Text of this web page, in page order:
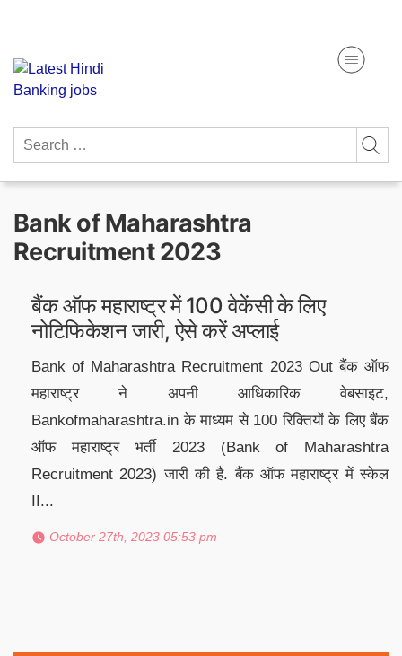
Search
for:
Bank of Maharashtra
Recruitment 2023
बैंक ऑफ महाराष्ट्र में 100 वेकेंसी के लिए
नोटिफिकेशन जारी, ऐसे करें अप्लाई
Bank of Maharashtra Recruitment 2023 Out बैंक ऑफ
महाराष्ट्र ने अपनी आधिकारिक वेबसाइट,
Bankofmaharashtra.in के माध्यम से 100 रिक्तियों के लिए बैंक
ऑफ महाराष्ट्र भर्ती 2023 (Bank of Maharashtra
Recruitment 2023) जारी की है. बैंक ऑफ महाराष्ट्र में स्केल
II...
October 27th, 2023 05:53 pm